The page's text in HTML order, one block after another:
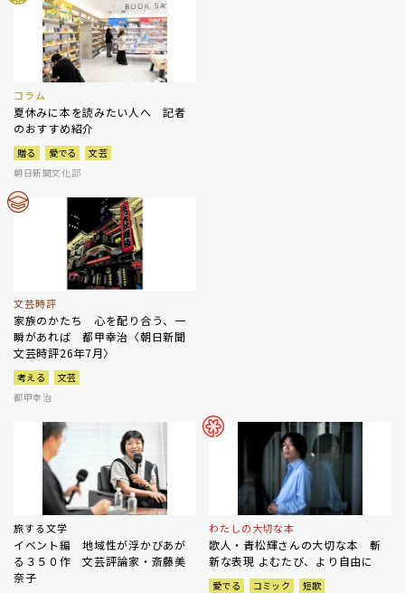
コラム
夏休みに本を読みたい人へ 記者
のおすすめ紹介
贈る 愛でる
文芸
朝日新聞文化部
文芸時評
家族のかたち 心を配り合う、一
瞬があれば 都甲幸治〈朝日新聞
文芸時評26年7月〉
考える
文芸
都甲幸治
旅する文学
イベント編 地域性が浮かびあが
る３５０作 文芸評論家・斎藤美
奈子
わたしの大切な本
歌人・青松輝さんの大切な本 斬
新な表現 よむたび、より自由に
愛でる コミック 短歌